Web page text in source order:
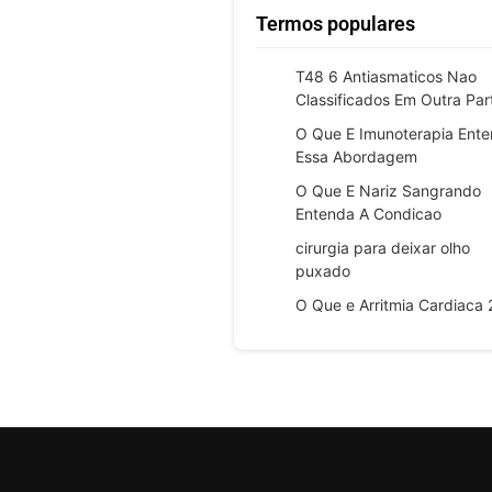
Termos populares
T48 6 Antiasmaticos Nao
Classificados Em Outra
O Que E Imunoterapia
Essa Abordagem
O Que E Nariz Sangrando
Entenda A Condicao
cirurgia para deixar olho
puxado
O Que e Arritmia Cardiaca